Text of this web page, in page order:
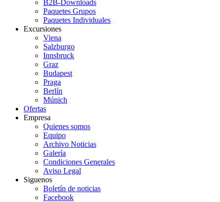
B2B-Downloads
Paquetes Grupos
Paquetes Individuales
Excursiones
Viena
Salzburgo
Innsbruck
Graz
Budapest
Praga
Berlín
Múnich
Ofertas
Empresa
Quienes somos
Equipo
Archivo Noticias
Galería
Condiciones Generales
Aviso Legal
Siguenos
Boletín de noticias
Facebook